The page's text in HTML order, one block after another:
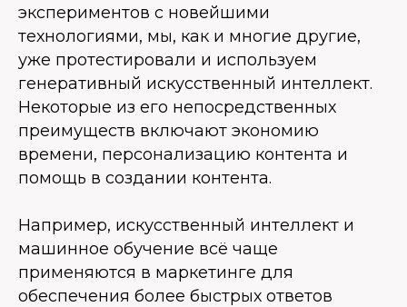
экспериментов с новейшими
технологиями, мы, как и многие другие,
уже протестировали и используем
генеративный искусственный интеллект.
Некоторые из его непосредственных
преимуществ включают экономию
времени, персонализацию контента и
помощь в создании контента.
Например, искусственный интеллект и
машинное обучение всё чаще
применяются в маркетинге для
обеспечения более быстрых ответов